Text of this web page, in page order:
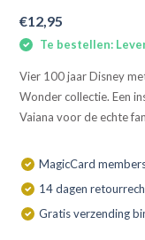
€12,95
Te bestellen:
Vier 100 jaar Disney
Wonder collectie. Een
Vaiana voor de echte
MagicCard
14 dagen
Gratis verzending